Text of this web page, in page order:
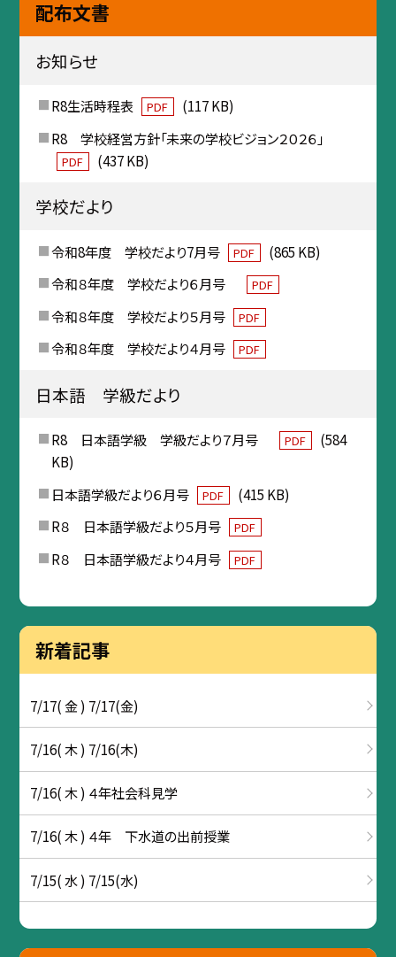
配布文書
お知らせ
R8生活時程表 PDF
(117 KB)
R8 学校経営方針「未来の学校ビジョン２０２６」
PDF (437 KB)
学校だより
令和8年度 学校だより7月号 PDF
(865 KB)
令和８年度 学校だより６月号
PDF
令和８年度 学校だより５月号 PDF
令和８年度 学校だより４月号 PDF
日本語 学級だより
R8 日本語学級 学級だより７月号 PDF
(584
KB)
日本語学級だより６月号
PDF
(415 KB)
R８ 日本語学級だより５月号
PDF
R８ 日本語学級だより４月号 PDF
新着記事
7/17( 金 ) 7/17(金)
7/16( 木 ) 7/16(木)
7/16( 木 ) ４年社会科見学
7/16( 木 ) ４年 下水道の出前授業
7/15( 水 ) 7/15(水)